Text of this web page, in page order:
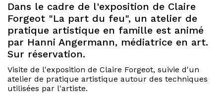
Dans le cadre de l'exposition de Claire
Forgeot "La part du feu", un atelier de
pratique artistique en famille est animé
par Hanni Angermann, médiatrice en art.
Sur réservation.
Visite de l'exposition de Claire Forgeot, suivie d'un
atelier de pratique artistique autour des techniques
utilisées par l'artiste.